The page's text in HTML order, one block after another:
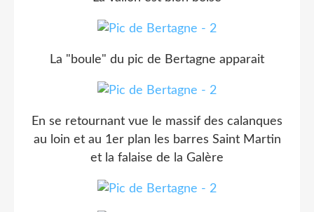
La "boule" du pic de Bertagne apparait
En se retournant vue le massif des calanques
au loin et au 1er plan les barres Saint Martin
et la falaise de la Galère